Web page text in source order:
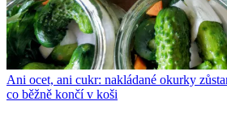
Ani ocet, ani cukr: nakládané okurky
co běžně končí v koši